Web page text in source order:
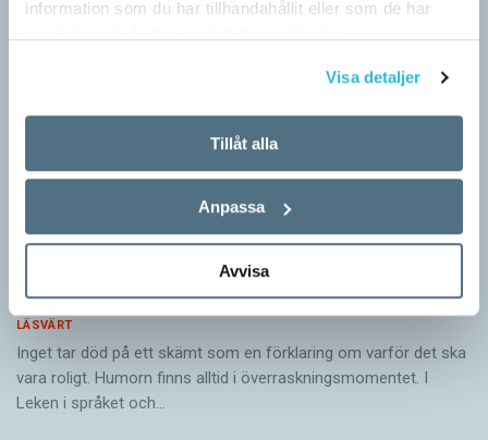
information som du har tillhandahållit eller som de har
Visa detaljer
Tillåt alla
Anpassa
Avvisa
Vitsen bakom ordvitsarna
LÄSVÄRT
Inget tar död på ett skämt som en förklaring om varför det ska
vara roligt. Humorn finns alltid i överrask­ningsmomentet. I
Leken i språket och…